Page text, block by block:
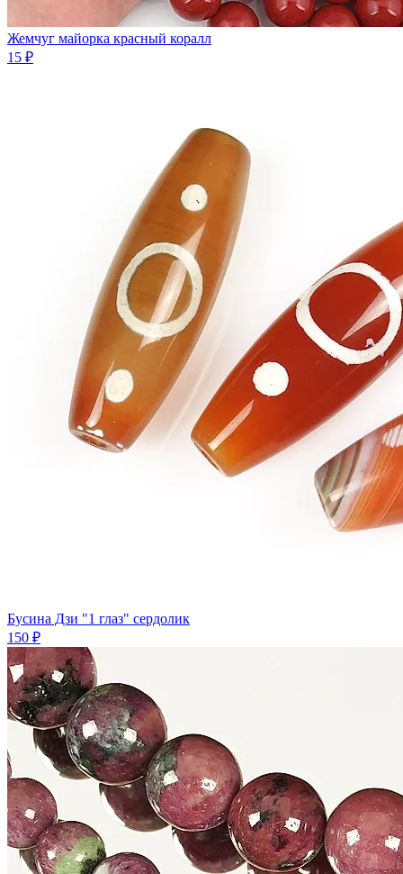
Жемчуг майорка красный коралл
15 ₽
Бусина Дзи "1 глаз" сердолик
150 ₽